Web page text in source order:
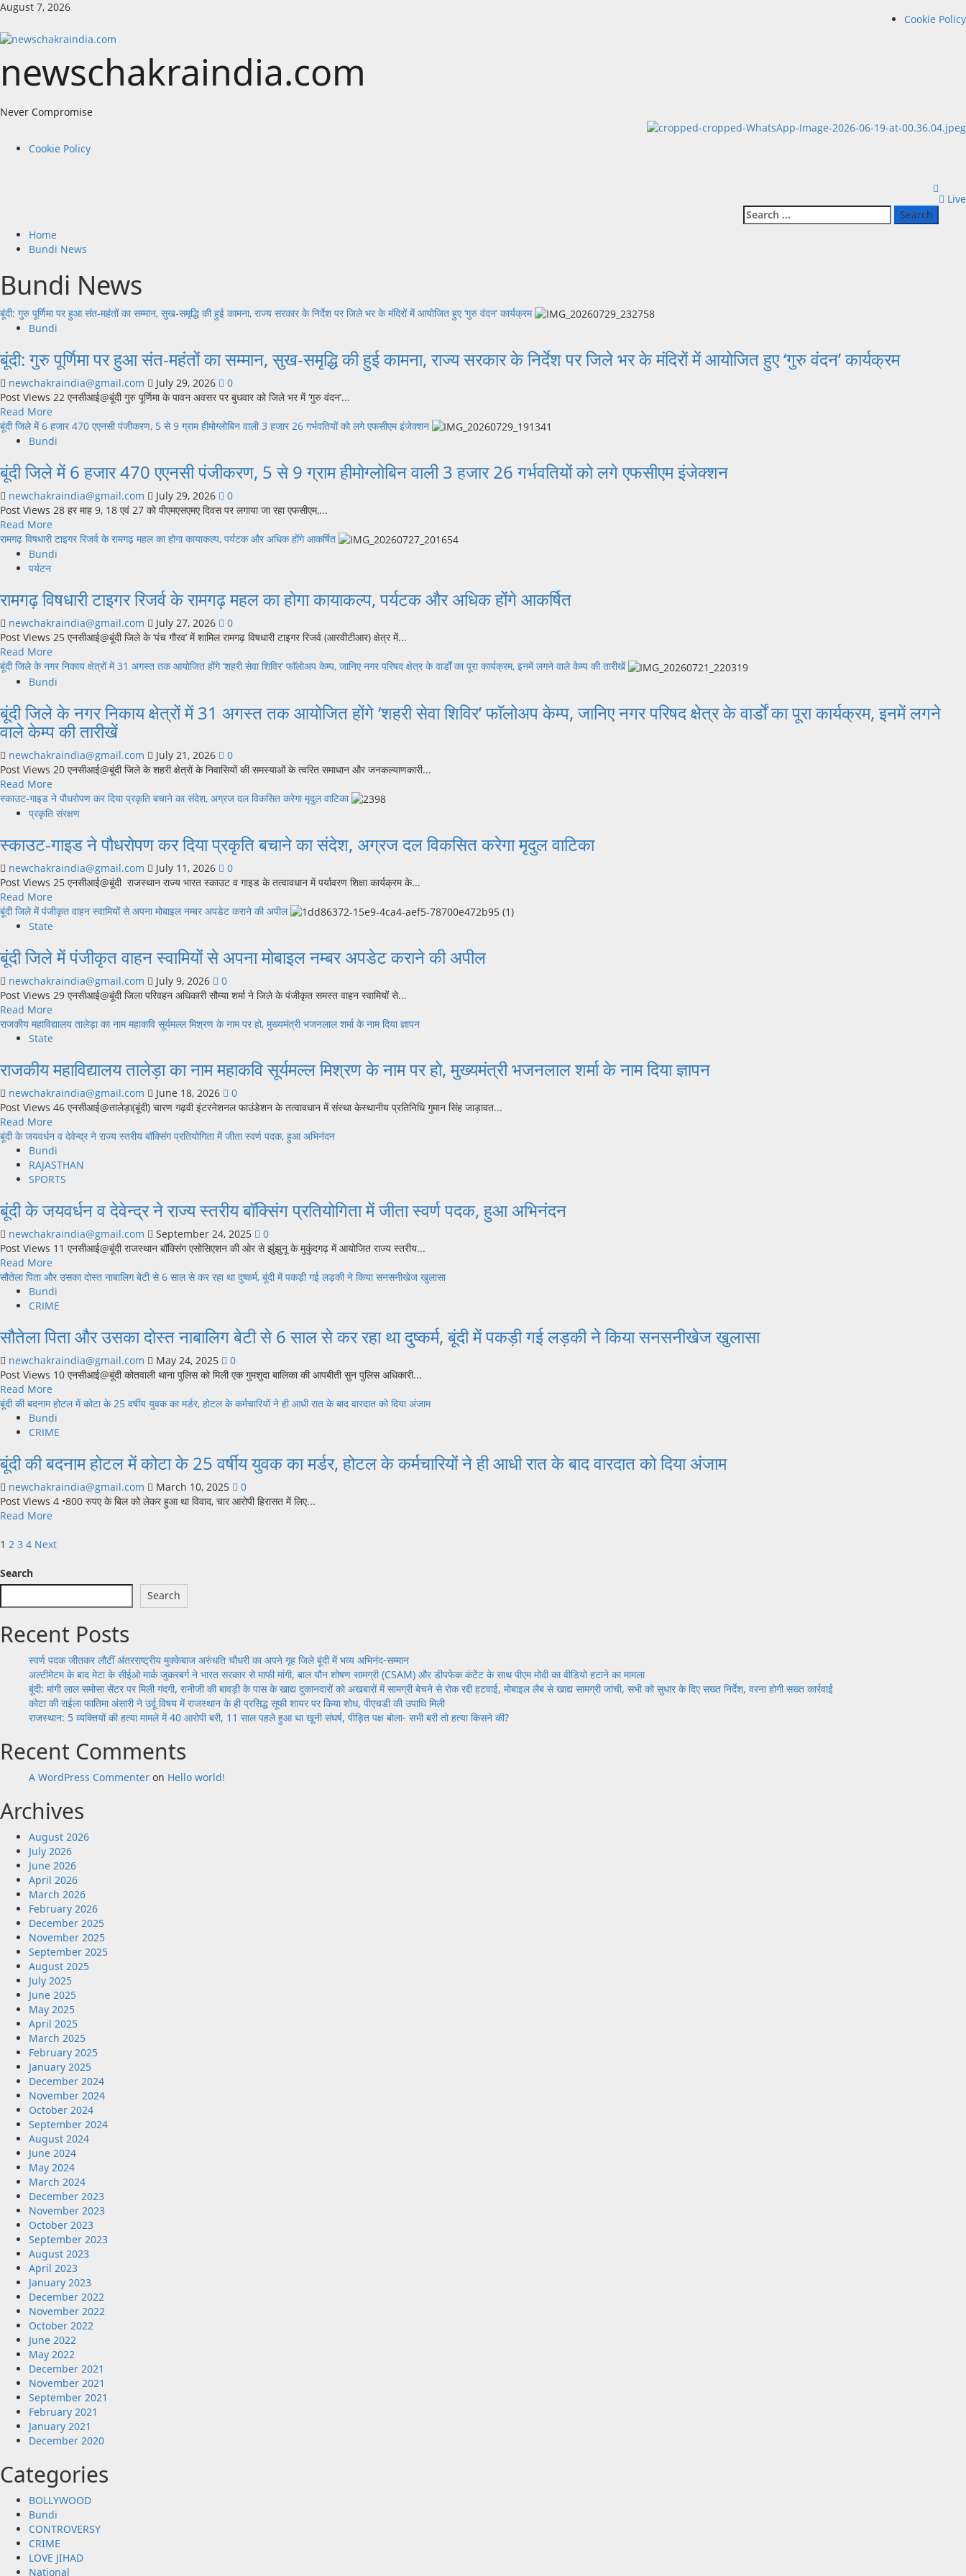
Skip
content
August 7, 2026
Cookie Policy
newschakraindia.com
Never Compromise
PrimaryCookie Policy
Search
for:
Live
Home
Bundi News
Bundi News
बूंदी: गुरु पूर्णिमा पर हुआ संत-महंतों का सम्मान, सुख-समृद्धि की हुई कामना, राज्य सरकार के निर्देश पर जिले भर के मंदिरों में आयोजित हुए ‘गुरु वंदन’ कार्यक्रम
Bundi
बूंदी: गुरु पूर्णिमा पर हुआ संत-महंतों का सम्मान, सुख-समृद्धि की हुई कामना, राज्य सरकार के निर्देश पर जिले भर के मंदिरों में आयोजित हुए ‘गुरु वंदन’ कार्यक्रम
newchakraindia@gmail.com July 29, 2026
0
Post Views 22 एनसीआई@बूंदी गुरु पूर्णिमा के पावन अवसर पर बुधवार को जिले भर में ‘गुरु वंदन’...
Read More
more
about
गुरु
पूर्णिमा
पर
हुआ
महंतों
का
समृद्धि
हुई
कामना,
सरकार
के
पर
जिले
भर
के
मंदिरों
आयोजित
हुए
वंदन’
कार्यक्रम
बूंदी जिले में 6 हजार 470 एएनसी पंजीकरण, 5 से 9 ग्राम हीमोग्लोबिन वाली 3 हजार 26 गर्भवतियों को लगे एफसीएम इंजेक्शन
Bundi
बूंदी जिले में 6 हजार 470 एएनसी पंजीकरण, 5 से 9 ग्राम हीमोग्लोबिन वाली 3 हजार 26 गर्भवतियों को लगे एफसीएम इंजेक्शन
newchakraindia@gmail.com July 29, 2026
0
Post Views 28 हर माह 9, 18 एवं 27 को पीएमएसएमए दिवस पर लगाया जा रहा एफसीएम,...
Read More
more
about
में
6
हजार
470
पंजीकरण,
5
9
ग्राम
हीमोग्लोबिन
वाली
3
26
गर्भवतियों
लगे
एफसीएम
इंजेक्शन
रामगढ़ विषधारी टाइगर रिजर्व के रामगढ़ महल का होगा कायाकल्प, पर्यटक और अधिक होंगे आकर्षित
Bundi
पर्यटन
रामगढ़ विषधारी टाइगर रिजर्व के रामगढ़ महल का होगा कायाकल्प, पर्यटक और अधिक होंगे आकर्षित
newchakraindia@gmail.com July 27, 2026
0
Post Views 25 एनसीआई@बूंदी जिले के ‘पंच गौरव’ में शामिल रामगढ़ विषधारी टाइगर रिजर्व (आरवीटीआर) क्षेत्र में...
Read More
more
about
विषधारी
टाइगर
रिजर्व
के
रामगढ़
का
होगा
पर्यटक
और
अधिक
होंगे
बूंदी जिले के नगर निकाय क्षेत्रों में 31 अगस्‍त तक आयोजित होंगे ‘शहरी सेवा शिविर’ फाॅलोअप केम्‍प, जानिए नगर परिषद क्षेत्र के वार्डों का पूरा कार्यक्रम, इनमें लगने वाले केम्प की तारीखें
Bundi
बूंदी जिले के नगर निकाय क्षेत्रों में 31 अगस्‍त तक आयोजित होंगे ‘शहरी सेवा शिविर’ फाॅलोअप केम्‍प, जानिए नगर परिषद क्षेत्र के वार्डों का पूरा कार्यक्रम, इनमें लगने
वाले केम्प की तारीखें
newchakraindia@gmail.com July 21, 2026
0
Post Views 20 एनसीआई@बूंदी जिले के शहरी क्षेत्रों के निवासियों की समस्याओं के त्वरित समाधान और जनकल्याणकारी...
Read More
more
about
जिले
के
नगर
निकाय
में
31
तक
होंगे
‘शहरी
शिविर’
फाॅलोअप
जानिए
परिषद
क्षेत्र
वार्डों
का
पूरा
कार्यक्रम,
लगने
वाले
केम्प
तारीखें
स्काउट-गाइड ने पौधरोपण कर दिया प्रकृति बचाने का संदेश, अग्रज दल विकसित करेगा मृदुल वाटिका
प्रकृति संरक्षण
स्काउट-गाइड ने पौधरोपण कर दिया प्रकृति बचाने का संदेश, अग्रज दल विकसित करेगा मृदुल वाटिका
newchakraindia@gmail.com July 11, 2026
0
Post Views 25 एनसीआई@बूंदी राजस्थान राज्य भारत स्काउट व गाइड के तत्वावधान में पर्यावरण शिक्षा कार्यक्रम के...
Read More
more
about
गाइड
पौधरोपण
कर
प्रकृति
बचाने
संदेश,
दल
विकसित
मृदुल
वाटिका
बूंदी जिले में पंजीकृत वाहन स्वामियों से अपना मोबाइल नम्बर अपडेट कराने की अपील
State
बूंदी जिले में पंजीकृत वाहन स्वामियों से अपना मोबाइल नम्बर अपडेट कराने की अपील
newchakraindia@gmail.com July 9, 2026
0
Post Views 29 एनसीआई@बूंदी जिला परिवहन अधिकारी सौम्या शर्मा ने जिले के पंजीकृत समस्त वाहन स्वामियों से...
Read More
more
about
जिले
पंजीकृत
वाहन
से
अपना
मोबाइल
नम्बर
कराने
अपील
राजकीय महाविद्यालय तालेड़ा का नाम महाकवि सूर्यमल्ल मिश्रण के नाम पर हो, मुख्यमंत्री भजनलाल शर्मा के नाम दिया ज्ञापन
State
राजकीय महाविद्यालय तालेड़ा का नाम महाकवि सूर्यमल्ल मिश्रण के नाम पर हो, मुख्यमंत्री भजनलाल शर्मा के नाम दिया ज्ञापन
newchakraindia@gmail.com June 18, 2026
0
Post Views 46 एनसीआई@तालेड़ा(बूंदी) चारण गढ़वी इंटरनेशनल फाउंडेशन के तत्वावधान में संस्था केस्थानीय प्रतिनिधि गुमान सिंह जाड़ावत...
Read More
more
about
राजकीय
महाविद्यालय
का
नाम
महाकवि
सूर्यमल्ल
के
नाम
पर
मुख्यमंत्री
शर्मा
के
दिया
ज्ञापन
बूंदी के जयवर्धन व देवेन्द्र ने राज्य स्तरीय बॉक्सिंग प्रतियोगिता में जीता स्वर्ण पदक, हुआ अभिनंदन
Bundi
RAJASTHAN
SPORTS
बूंदी के जयवर्धन व देवेन्द्र ने राज्य स्तरीय बॉक्सिंग प्रतियोगिता में जीता स्वर्ण पदक, हुआ अभिनंदन
newchakraindia@gmail.com September 24, 2025
0
Post Views 11 एनसीआई@बूंदी राजस्थान बॉक्सिंग एसोसिएशन की ओर से झुंझुनू के मुकुंदगढ़ में आयोजित राज्य स्तरीय...
Read More
more
about
बूंदी
जयवर्धन
व
देवेन्द्र
ने
स्तरीय
बॉक्सिंग
प्रतियोगिता
जीता
पदक,
हुआ
सौतेला पिता और उसका दोस्त नाबालिग बेटी से 6 साल से कर रहा था दुष्कर्म, बूंदी में पकड़ी गई लड़की ने किया सनसनीखेज खुलासा
Bundi
CRIME
सौतेला पिता और उसका दोस्त नाबालिग बेटी से 6 साल से कर रहा था दुष्कर्म, बूंदी में पकड़ी गई लड़की ने किया सनसनीखेज खुलासा
newchakraindia@gmail.com May 24, 2025
0
Post Views 10 एनसीआई@बूंदी कोतवाली थाना पुलिस को मिली एक गुमशुदा बालिका की आपबीती सुन पुलिस अधिकारी...
Read More
more
about
सौतेला
और
उसका
दोस्त
नाबालिग
6
कर
रहा
दुष्कर्म,
बूंदी
में
पकड़ी
गई
लड़की
ने
सनसनीखेज
खुलासा
बूंदी की बदनाम होटल में कोटा के 25 वर्षीय युवक का मर्डर, होटल के कर्मचारियों ने ही आधी रात के बाद वारदात को दिया अंजाम
Bundi
CRIME
बूंदी की बदनाम होटल में कोटा के 25 वर्षीय युवक का मर्डर, होटल के कर्मचारियों ने ही आधी रात के बाद वारदात को दिया अंजाम
newchakraindia@gmail.com March 10, 2025
0
Post Views 4 •800 रुपए के बिल को लेकर हुआ था विवाद, चार आरोपी हिरासत में लिए...
Read More
about
बदनाम
कोटा
के
25
वर्षीय
युवक
का
मर्डर,
के
कर्मचारियों
ने
रात
बाद
वारदात
को
दिया
अंजाम
Posts
pagination
1 2 3 4 Next
Search
Search
Recent Posts
स्वर्ण पदक जीतकर लौटीं अंतरराष्ट्रीय मुक्केबाज अरुंधति चौधरी का अपने गृह जिले बूंदी में भव्य अभिनंद-सम्मान
अल्टीमेटम के बाद मेटा के सीईओ मार्क जुकरबर्ग ने भारत सरकार से माफी मांगी, बाल यौन शोषण सामग्री (CSAM) और डीपफेक कंटेंट के साथ पीएम मोदी का वीडियो हटाने का मामला
बूंदी: मांगी लाल समोसा सेंटर पर मिली गंदगी, रानीजी की बावड़ी के पास के खाद्य दुकानदारों को अखबारों में सामग्री बेचने से रोक रद्दी हटवाई, मोबाइल लैब से खाद्य सामग्री जांची, सभी को सुधार के दिए सख्त निर्देश, वरना होगी सख्त कार्रवाई
कोटा की राईला फातिमा अंसारी ने उर्दू विषय में राजस्थान के ही प्रसिद्ध सूफी शायर पर किया शोध, पीएचडी की उपाधि मिली
राजस्थान: 5 व्यक्तियों की हत्या मामले में 40 आरोपी बरी, 11 साल पहले हुआ था खूनी संघर्ष, पीड़ित पक्ष बोला- सभी बरी तो हत्या किसने की?
Recent Comments
A WordPress Commenter on Hello world!
Archives
August 2026
July 2026
June 2026
April 2026
March 2026
February 2026
December 2025
November 2025
September 2025
August 2025
July 2025
June 2025
May 2025
April 2025
March 2025
February 2025
January 2025
December 2024
November 2024
October 2024
September 2024
August 2024
June 2024
May 2024
March 2024
December 2023
November 2023
October 2023
September 2023
August 2023
April 2023
January 2023
December 2022
November 2022
October 2022
June 2022
May 2022
December 2021
November 2021
September 2021
February 2021
January 2021
December 2020
Categories
BOLLYWOOD
Bundi
CONTROVERSY
CRIME
LOVE JIHAD
National